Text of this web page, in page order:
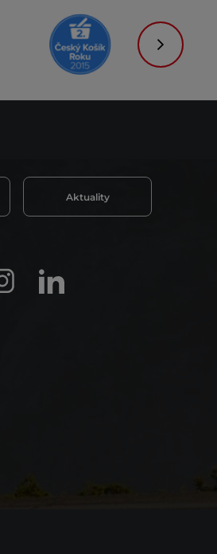
Aktuality
InstagramLinkedIn